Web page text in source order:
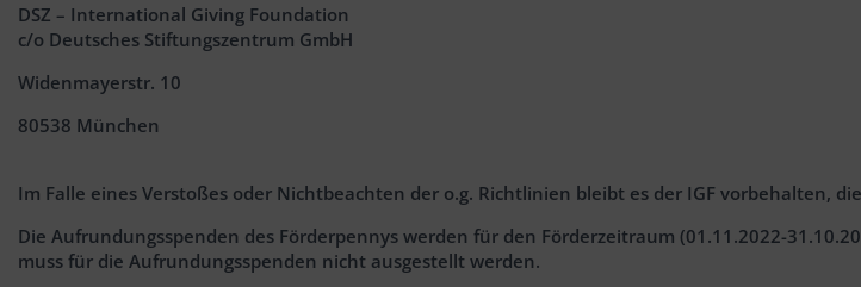
DSZ – International Giving Foundation
c/o Deutsches Stiftungszentrum GmbH
Widenmayerstr. 10
80538 München
Im Falle eines Verstoßes oder Nichtbeachten der o.g. Richtlinien bleibt es der IGF vorbehalten,
Die Aufrundungsspenden des Förderpennys werden für den Förderzeitraum (01.11.2022-
muss für die Aufrundungsspenden nicht ausgestellt werden.